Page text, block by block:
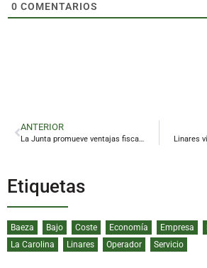
0 COMENTARIOS
ANTERIOR
La Junta promueve ventajas fiscales para frenar la despoblación en 56 municipios jiennenses
Etiquetas
Baeza Bajo Coste Economía Empresa
La Carolina
Linares Operador Servicio